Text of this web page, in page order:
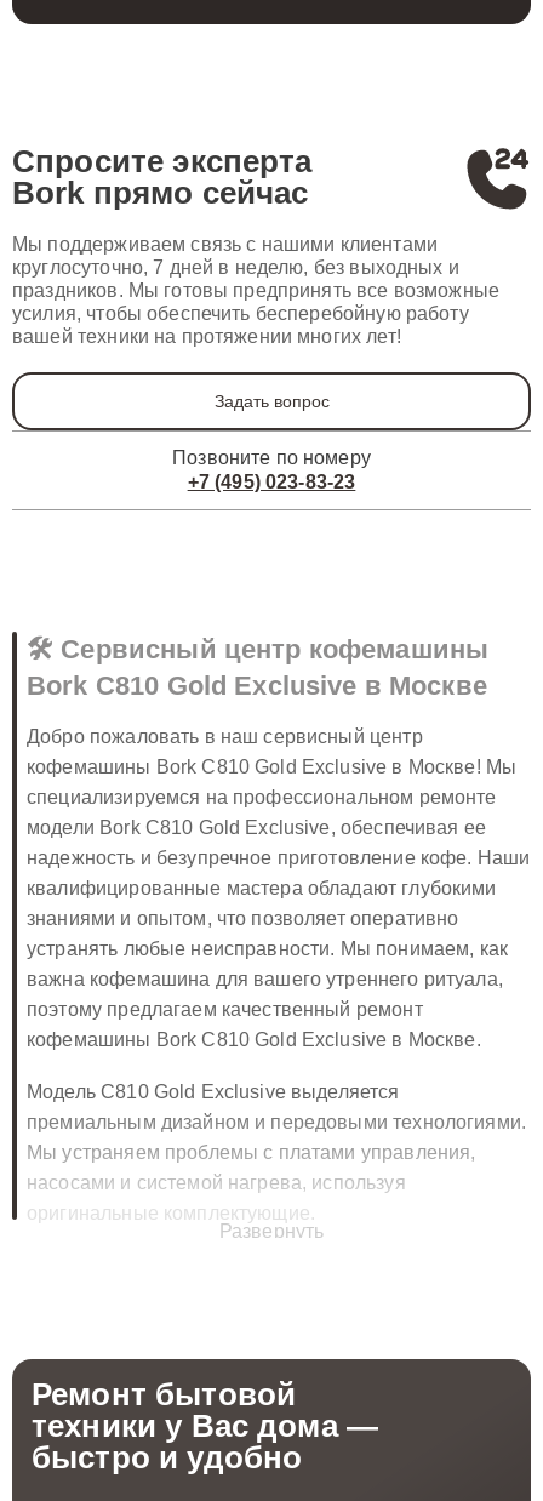
Спросите эксперта
Bork прямо сейчас
Мы поддерживаем связь с нашими клиентами
круглосуточно, 7 дней в неделю, без выходных и
праздников. Мы готовы предпринять все возможные
усилия, чтобы обеспечить бесперебойную работу
вашей техники на протяжении многих лет!
Задать вопрос
Позвоните по номеру
+7 (495) 023-83-23
🛠️ Сервисный центр кофемашины
Bork C810 Gold Exclusive в Москве
Добро пожаловать в наш сервисный центр
кофемашины Bork C810 Gold Exclusive в Москве! Мы
специализируемся на профессиональном ремонте
модели Bork C810 Gold Exclusive, обеспечивая ее
надежность и безупречное приготовление кофе. Наши
квалифицированные мастера обладают глубокими
знаниями и опытом, что позволяет оперативно
устранять любые неисправности. Мы понимаем, как
важна кофемашина для вашего утреннего ритуала,
поэтому предлагаем качественный ремонт
кофемашины Bork C810 Gold Exclusive в Москве.
Модель C810 Gold Exclusive выделяется
премиальным дизайном и передовыми технологиями.
Мы устраняем проблемы с платами управления,
насосами и системой нагрева, используя
оригинальные комплектующие.
Мы предоставляем полный комплекс услуг по
восстановлению кофемашины Bork C810 Gold
Exclusive, включая ремонт платы управления, чтобы
ваше устройство работало безупречно. Наши услуги
Развернуть
Ремонт бытовой
техникиу Вас дома —
быстро и удобно